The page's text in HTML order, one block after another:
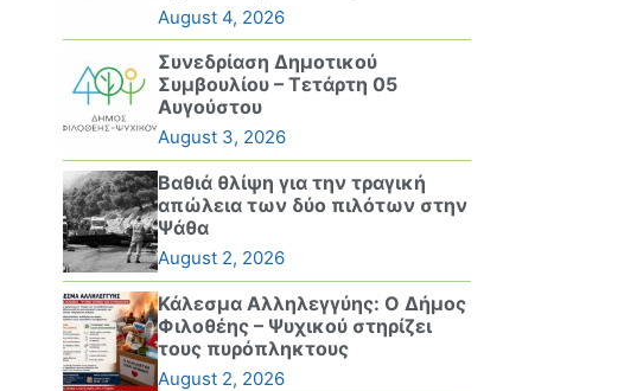
August 4, 2026
Συνεδρίαση Δημοτικού
Συμβουλίου – Τετάρτη 05
Αυγούστου
August 3, 2026
Βαθιά θλίψη για την τραγική
απώλεια των δύο πιλότων στην
Ψάθα
August 2, 2026
Κάλεσμα Αλληλεγγύης: Ο Δήμος
Φιλοθέης – Ψυχικού στηρίζει
τους πυρόπληκτους
August 2, 2026